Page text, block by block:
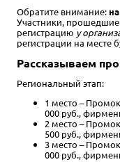
Обратите внимание:
Участники,
регистрацию у
регистрации на месте
Рассказываем
Региональный этап:
1 место –
000 руб.,
2 место –
500 руб.,
3 место –
000 руб.,